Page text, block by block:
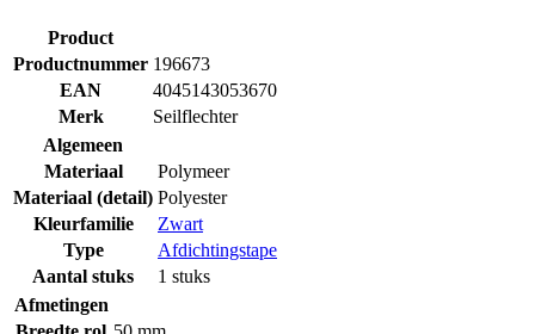
Product
Productnummer 196673
EAN
4045143053670
Merk
Seilflechter
Algemeen
Materiaal
Polymeer
Materiaal (detail) Polyester
Kleurfamilie
Zwart
Type
Afdichtingstape
Aantal stuks
1 stuks
Afmetingen